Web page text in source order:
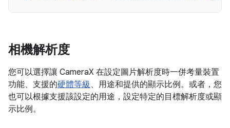
相機解析度
您可以選擇讓 CameraX 在設定圖片解析度時一併考量裝置
功能、支援的硬體等級、用途和提供的顯示比例。或者，您
也可以根據支援該設定的用途，設定特定的目標解析度或顯
示比例。